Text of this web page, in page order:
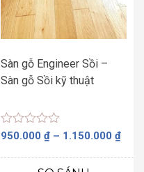
Sàn gỗ Engineer Sồi –
Sàn gỗ Sồi kỹ thuật
Được
hạng
950.000₫ – 1.150.000₫